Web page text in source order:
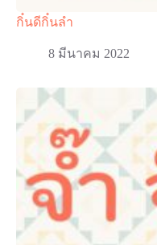
กิ๋นดีกิ๋นลำ
8 มีนาคม 2022